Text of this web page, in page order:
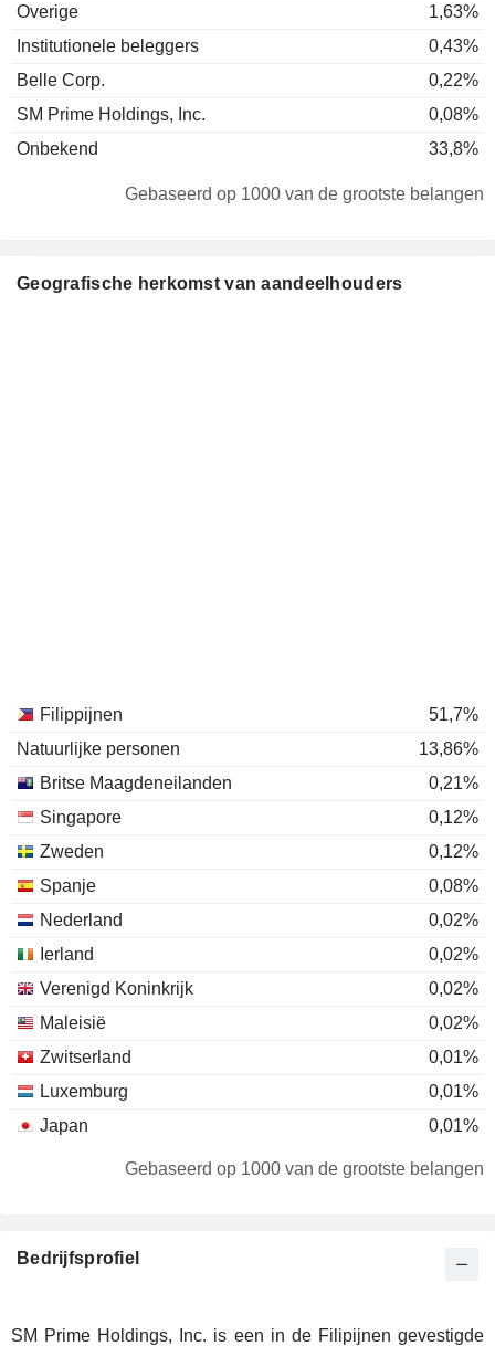
Overige
1,63%
Institutionele beleggers
0,43%
Belle Corp.
0,22%
SM Prime Holdings, Inc.
0,08%
Onbekend
33,8%
Gebaseerd op 1000 van de grootste belangen
Geografische herkomst van aandeelhouders
Filippijnen
51,7%
Natuurlijke personen
13,86%
Britse Maagdeneilanden
0,21%
Singapore
0,12%
Zweden
0,12%
Spanje
0,08%
Nederland
0,02%
Ierland
0,02%
Verenigd Koninkrijk
0,02%
Maleisië
0,02%
Zwitserland
0,01%
Luxemburg
0,01%
Japan
0,01%
Gebaseerd op 1000 van de grootste belangen
Bedrijfsprofiel
SM Prime Holdings, Inc. is een in de Filipijnen gevestigde